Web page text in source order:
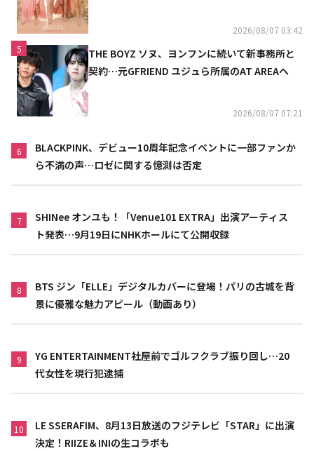
2026/08/07 03:42
5
THE BOYZ ソヌ、ヨンフンに続いて新事務所と
契約…元GFRIEND ユジュら所属のAT AREAへ
2026/08/07 07:21
6
BLACKPINK、デビュー10周年記念イベントに一部ファンか
ら不満の声…ロゼに関する憶測は否定
7
SHINee オンユも！「Venue101 EXTRA」出演アーティス
ト発表…9月19日にNHKホールにて公開収録
8
BTS ジン「ELLE」デジタルカバーに登場！パリの古城を背
景に優雅な魅力アピール（動画あり）
9
YG ENTERTAINMENT社屋前でゴルフクラブ振り回し…20
代女性を現行犯逮捕
10
LE SSERAFIM、8月13日放送のフジテレビ「STAR」に出演
決定！RIIZE＆INIの生コラボも